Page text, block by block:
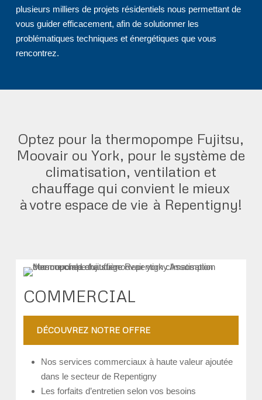
plusieurs milliers de projets résidentiels nous permettant de
vous guider efficacement, afin de solutionner les
problématiques techniques et énergétiques que vous
rencontrez.
Optez pour la thermopompe Fujitsu,
Moovair ou York, pour le système de
climatisation, ventilation et
chauffage qui convient le mieux
à votre espace de vie à Repentigny!
COMMERCIAL
DÉCOUVREZ NOTRE OFFRE
Nos services commerciaux à haute valeur ajoutée
dans le secteur de Repentigny
Les forfaits d’entretien selon vos besoins